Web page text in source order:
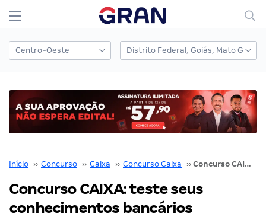
Início ›› Concurso ›› Caixa ›› Concurso Caixa ›› Concurso CAIXA: teste seus conhecimentos bancários
Concurso CAIXA: teste seus
conhecimentos bancários